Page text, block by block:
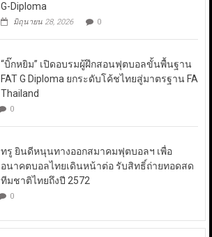
G-Diploma
มิถุนายน 28, 2026 0
“บิ๊กหยิม” เปิดอบรมผู้ฝึกสอนฟุตบอลขั้นพื้นฐาน
FAT G Diploma ยกระดับโค้ชไทยสู่มาตรฐาน FA
Thailand
0
ทรู ยินดีหนุนทางออกสมาคมฟุตบอลฯ เพื่อ
อนาคตบอลไทยเดินหน้าต่อ รับสิทธิ์ถ่ายทอดสด
ทีมชาติไทยถึงปี 2572
0